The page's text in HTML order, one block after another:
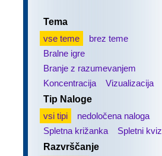
Tema
vse teme
brez teme
Bralne igre
Branje z razumevanjem
Koncentracija
Vizualizacija
Tip Naloge
vsi tipi
nedoločena naloga
Spletna križanka
Spletni kviz
Razvrščanje